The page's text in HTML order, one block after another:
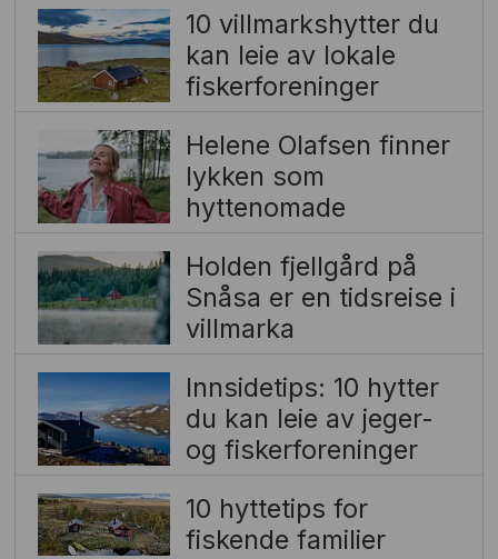
10 villmarkshytter du
kan leie av lokale
fiskerforeninger
Helene Olafsen finner
lykken som
hyttenomade
Holden fjellgård på
Snåsa er en tidsreise i
villmarka
Innsidetips: 10 hytter
du kan leie av jeger-
og fiskerforeninger
10 hyttetips for
fiskende familier